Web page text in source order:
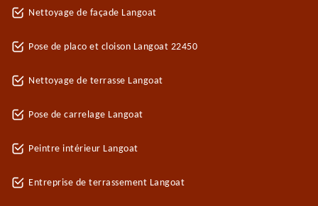
Nettoyage de façade Langoat
Pose de placo et cloison Langoat 22450
Nettoyage de terrasse Langoat
Pose de carrelage Langoat
Peintre intérieur Langoat
Entreprise de terrassement Langoat